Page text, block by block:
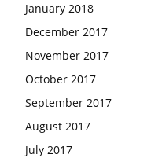
January 2018
December 2017
November 2017
October 2017
September 2017
August 2017
July 2017